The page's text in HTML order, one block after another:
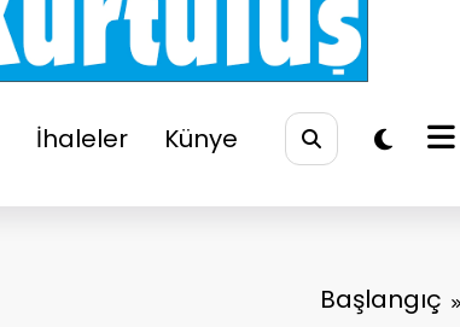
İhaleler Künye
Başlangıç